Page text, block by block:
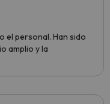
el personal. Han sido
amplio y la